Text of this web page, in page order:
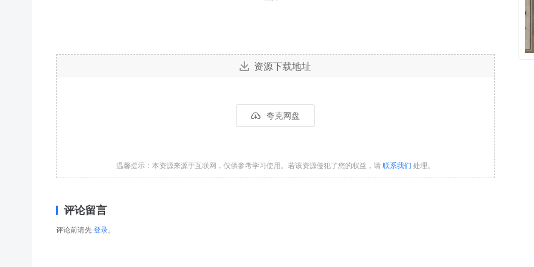
资源下载地址
夸克网盘
温馨提示：本资源来源于互联网，仅供参考学习使用。若该资源侵犯了您的权益，请 联系我们 处理。
评论留言
评论前请先 登录。